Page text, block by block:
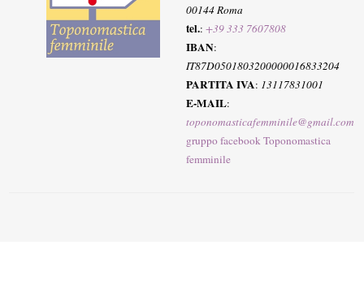
00144 Roma
tel.:+39 333 7607808
IBAN:
IT87D0501803200000016833204
PARTITA IVA: 13117831001
E-MAIL:
toponomasticafemminile@gmail.com
gruppo facebook Toponomastica
femminile